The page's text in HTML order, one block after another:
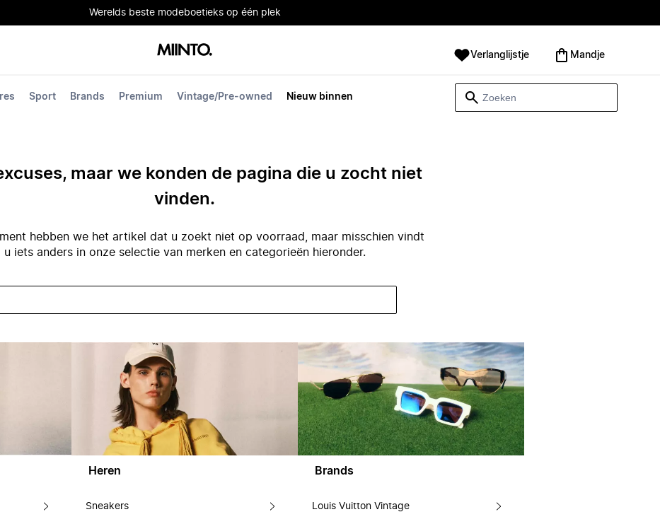
Werelds beste modeboetieks op één plek
Sport Brands Premium Vintage/Pre-owned Nieuw binnen
Verlanglijstje Mandje
maar we konden de pagina die u zocht niet
vinden.
hebben we het artikel dat u zoekt niet op voorraad, maar misschien vindt
u iets anders in onze selectie van merken en categorieën hieronder.
Heren
Sneakers
Brands
Louis Vuitton Vintage